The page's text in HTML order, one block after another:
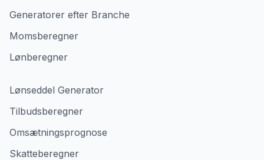
Generatorer efter Branche
Momsberegner
Lønberegner
Lønseddel Generator
Tilbudsberegner
Omsætningsprognose
Skatteberegner